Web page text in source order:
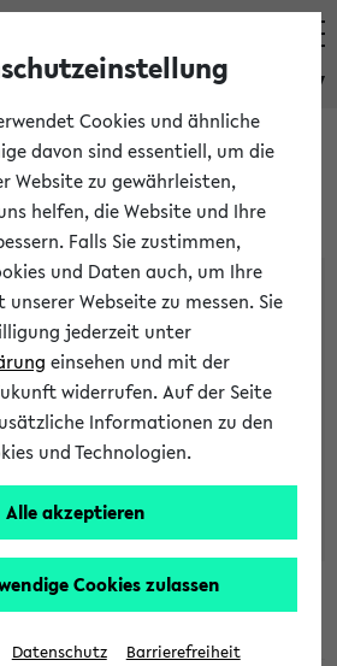
eKVV
Cookies und ähnliche
davon sind essentiell, um die
Website zu gewährleisten,
helfen, die Website und Ihre
Falls Sie zustimmen,
und Daten auch, um Ihre
Webseite zu messen. Sie
jederzeit unter
einsehen und mit der
widerrufen. Auf der Seite
Informationen zu den
und Technologien.
Alle akzeptieren
Cookies zulassen
Datenschutz Barrierefreiheit